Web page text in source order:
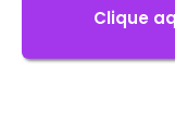
Clique